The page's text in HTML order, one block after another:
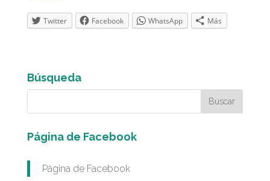
Twitter Facebook WhatsApp Más
Búsqueda
Página de Facebook
Página de Facebook